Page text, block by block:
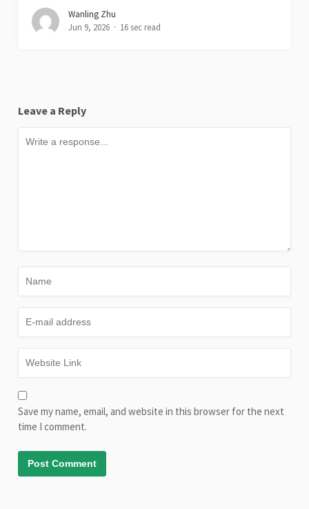
Wanling Zhu
Jun 9, 2026
16 sec read
Leave a Reply
Save my name, email, and website in this browser for the next
time I comment.